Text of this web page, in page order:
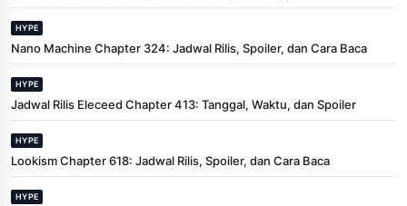
HYPE
Nano Machine Chapter 324: Jadwal Rilis, Spoiler, dan Cara Baca
HYPE
Jadwal Rilis Eleceed Chapter 413: Tanggal, Waktu, dan Spoiler
HYPE
Lookism Chapter 618: Jadwal Rilis, Spoiler, dan Cara Baca
HYPE